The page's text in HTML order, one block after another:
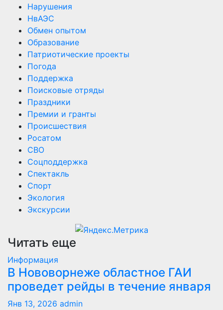
Нарушения
НвАЭС
Обмен опытом
Образование
Патриотические проекты
Погода
Поддержка
Поисковые отряды
Праздники
Премии и гранты
Происшествия
Росатом
СВО
Соцподдержка
Спектакль
Спорт
Экология
Экскурсии
Читать еще
Информация
В Нововорнеже областное ГАИ
проведет рейды в течение января
Янв 13, 2026 admin